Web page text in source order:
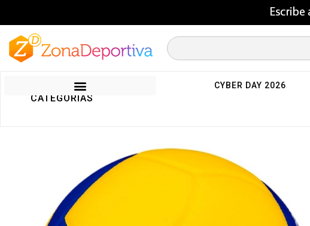
CATEGORIAS
CYBER DAY 2026